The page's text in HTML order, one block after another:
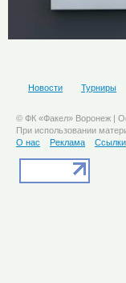
Новости Турниры
© ФК «Факел» Воронеж |
При использовании
О нас
Реклама Ссылки